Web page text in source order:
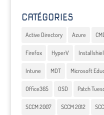
CATÉGORIES
Active Directory Azure
Firefox HyperV
Intune MDT Microsoft
Office365 OSD Patch
SCCM 2007 SCCM 2012